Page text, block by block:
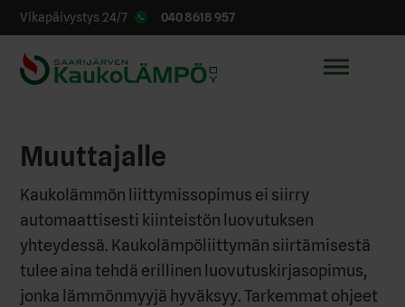
Vikapäivystys 24/7 040 8618 957
Muuttajalle
Kaukolämmön liittymissopimus ei siirry
automaattisesti kiinteistön luovutuksen
yhteydessä. Kaukolämpöliittymän siirtämisestä
tulee aina tehdä erillinen luovutuskirjasopimus,
jonka lämmönmyyjä hyväksyy. Tarkemmat ohjeet